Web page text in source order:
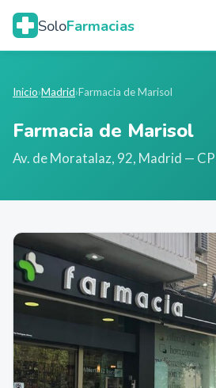
SoloFarmacias
Inicio›Madrid›Farmacia de Marisol
Farmacia de Marisol
Av. de Moratalaz, 92, Madrid —